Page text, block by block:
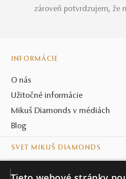
zároveň potvrdzujem, že
INFORMÁCIE
O nás
Užitočné informácie
Mikuš Diamonds v médiách
Blog
SVET MIKUŠ DIAMONDS